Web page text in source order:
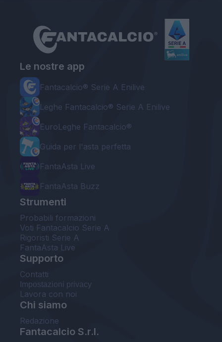
Le nostre app
Fantacalcio® Serie A Enilive
Leghe Fantacalcio® Serie A Enilive
EuroLeghe Fantacalcio®
Guida per l'asta perfetta
FantaAsta Live
FantaAsta Buzz
Strumenti
Probabili formazioni
Voti Fantacalcio Serie A
Rigoristi Serie A
FantaAsta Live
Supporto
Contatti
Impostazioni privacy
Lavora con noi
Chi siamo
Redazione
Fantacalcio S.r.l.